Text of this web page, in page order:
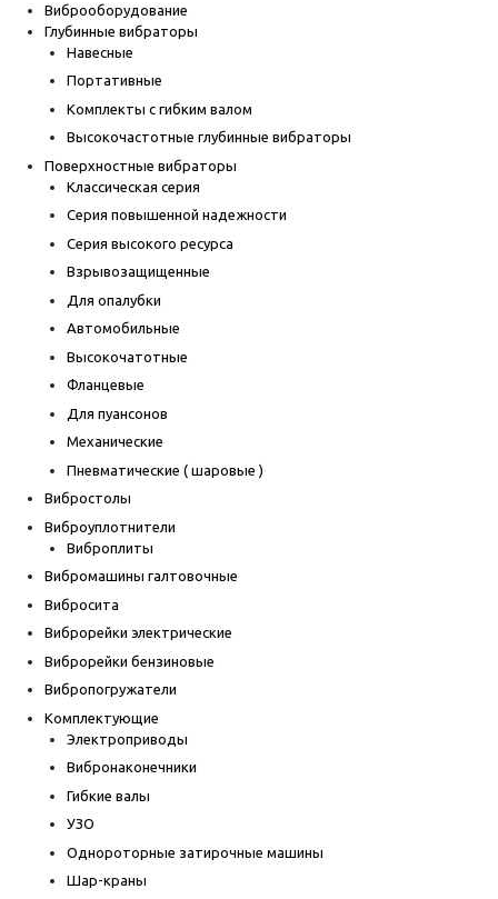
Виброоборудование
Глубинные вибраторы
Навесные
Портативные
Комплекты с гибким валом
Высокочастотные глубинные вибраторы
Поверхностные вибраторы
Классическая серия
Серия повышенной надежности
Серия высокого ресурса
Взрывозащищенные
Для опалубки
Автомобильные
Высокочатотные
Фланцевые
Для пуансонов
Механические
Пневматические ( шаровые )
Вибростолы
Виброуплотнители
Виброплиты
Вибромашины галтовочные
Вибросита
Виброрейки электрические
Виброрейки бензиновые
Вибропогружатели
Комплектующие
Электроприводы
Вибронаконечники
Гибкие валы
УЗО
Однороторные затирочные машины
Шар-краны